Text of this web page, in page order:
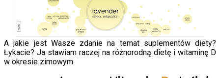
A jakie jest Wasze zdanie na temat suplementów diety?
Łykacie? Ja stawiam raczej na różnorodną dietę i witaminę D
w okresie zimowym.